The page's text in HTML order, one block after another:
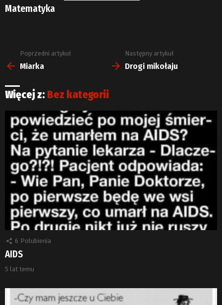
Matematyka
Zobacz
więcej
Poprzedni artykuł
Miarka
Następny artykuł
Drogi mikołaju
Więcej z: Bez kategorii
6 Polubienia
AIDS
5 lat temu